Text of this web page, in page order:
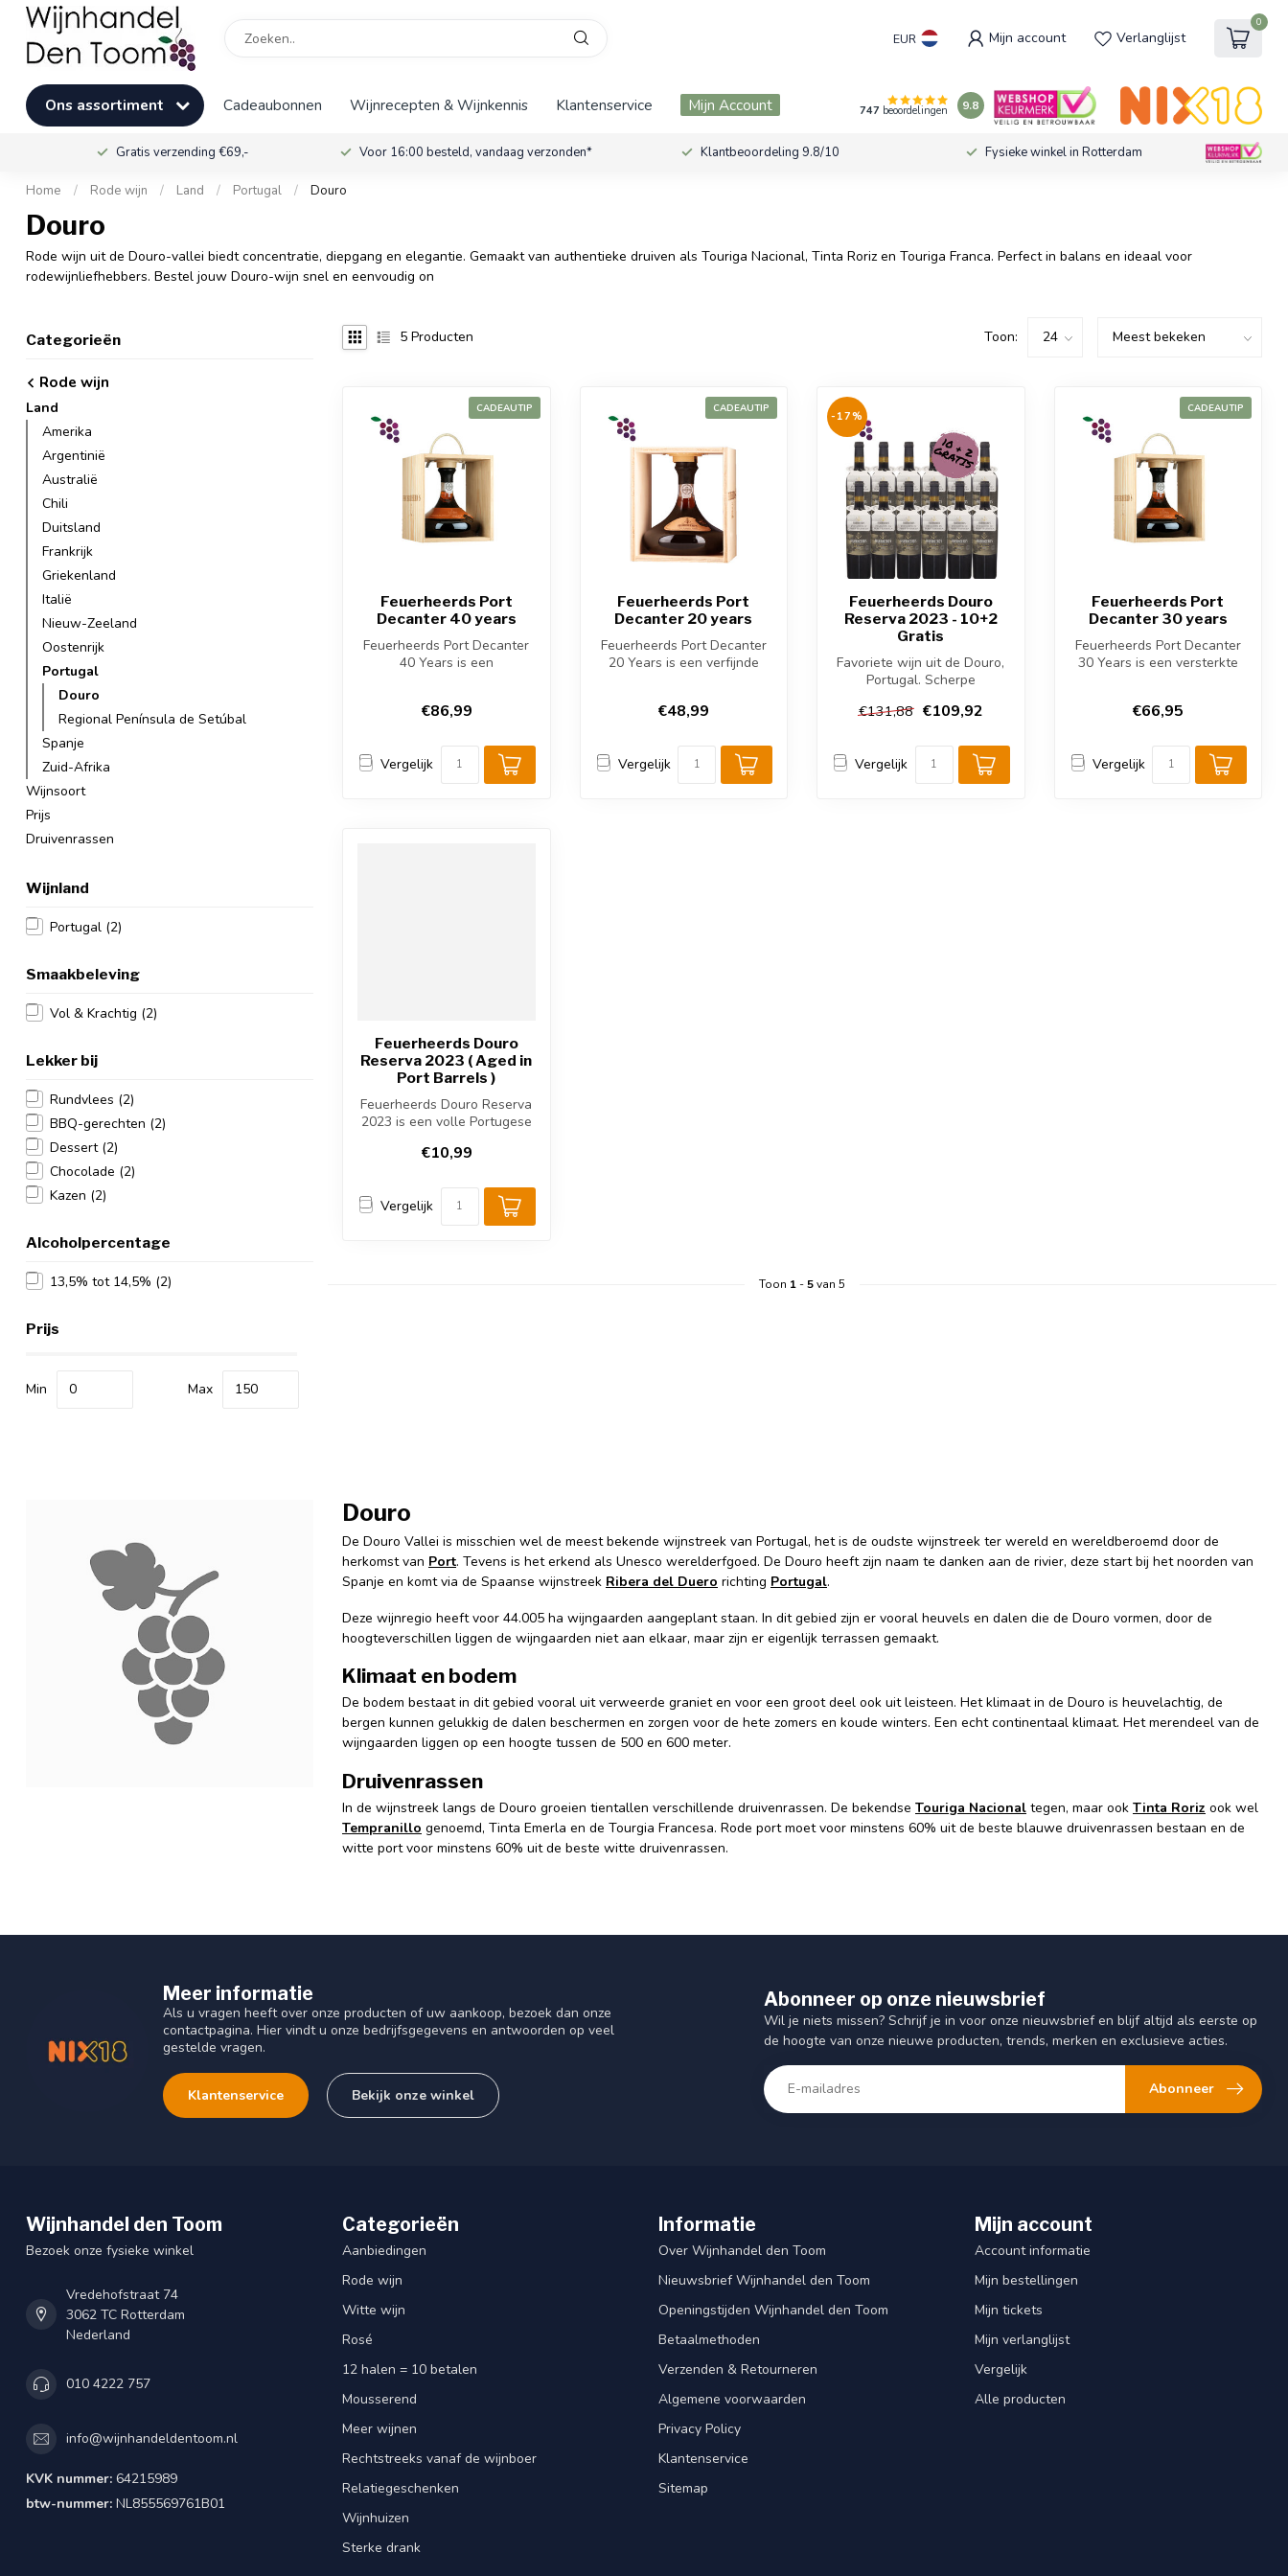
EUR Mijn account Verlanglijst
0
Ons assortiment Cadeaubonnen Wijnrecepten & Wijnkennis Klantenservice Mijn Account 747 beoordelingen 9.8
Gratis verzending €69,- Voor 16:00 besteld, vandaag verzonden* Klantbeoordeling 9.8/10 Fysieke winkel in Rotterdam
Home / Rode wijn / Land / Portugal / Douro
Douro
Rode wijn uit de Douro-vallei biedt concentratie, diepgang en elegantie. Gemaakt van authentieke druiven als Touriga Nacional, Tinta Roriz en Touriga Franca. Perfect in balans en ideaal voor
rodewijnliefhebbers. Bestel jouw Douro-wijn snel en eenvoudig on
Categorieën
Rode wijn
Land
Amerika
Argentinië
Australië
Chili
Duitsland
Frankrijk
Griekenland
Italië
Nieuw-Zeeland
Oostenrijk
Portugal
Douro
Regional Península de Setúbal
Spanje
Zuid-Afrika
Wijnsoort
Prijs
Druivenrassen
Wijnland
Portugal (2)
Smaakbeleving
Vol & Krachtig (2)
Lekker bij
Rundvlees (2)
BBQ-gerechten (2)
Dessert (2)
Chocolade (2)
Kazen (2)
Alcoholpercentage
13,5% tot 14,5% (2)
Prijs
Min Max
5 Producten Toon:
CADEAUTIP
Feuerheerds Port
Decanter 40 years
Feuerheerds Port Decanter
40 Years is een
€86,99
Vergelijk
CADEAUTIP
Feuerheerds Port
Decanter 20 years
Feuerheerds Port Decanter
20 Years is een verfijnde
€48,99
Vergelijk
-17%
Feuerheerds Douro
Reserva 2023 - 10+2
Gratis
Favoriete wijn uit de Douro,
Portugal. Scherpe
€131,88 €109,92
Vergelijk
CADEAUTIP
Feuerheerds Port
Decanter 30 years
Feuerheerds Port Decanter
30 Years is een versterkte
€66,95
Vergelijk
Feuerheerds Douro
Reserva 2023 ( Aged in
Port Barrels )
Feuerheerds Douro Reserva
2023 is een volle Portugese
€10,99
Vergelijk
Toon 1-5van 5
Douro
De Douro Vallei is misschien wel de meest bekende wijnstreek van Portugal, het is de oudste wijnstreek ter wereld en wereldberoemd door de
herkomst van Port. Tevens is het erkend als Unesco werelderfgoed. De Douro heeft zijn naam te danken aan de rivier, deze start bij het noorden van
Spanje en komt via de Spaanse wijnstreek Ribera del Duero richting Portugal.
Deze wijnregio heeft voor 44.005 ha wijngaarden aangeplant staan. In dit gebied zijn er vooral heuvels en dalen die de Douro vormen, door de
hoogteverschillen liggen de wijngaarden niet aan elkaar, maar zijn er eigenlijk terrassen gemaakt.
Klimaat en bodem
De bodem bestaat in dit gebied vooral uit verweerde graniet en voor een groot deel ook uit leisteen. Het klimaat in de Douro is heuvelachtig, de
bergen kunnen gelukkig de dalen beschermen en zorgen voor de hete zomers en koude winters. Een echt continentaal klimaat. Het merendeel van de
wijngaarden liggen op een hoogte tussen de 500 en 600 meter.
Druivenrassen
In de wijnstreek langs de Douro groeien tientallen verschillende druivenrassen. De bekendse Touriga Nacional tegen, maar ook Tinta Roriz ook wel
Tempranillo genoemd, Tinta Emerla en de Tourgia Francesa. Rode port moet voor minstens 60% uit de beste blauwe druivenrassen bestaan en de
witte port voor minstens 60% uit de beste witte druivenrassen.
Meer informatie
Als u vragen heeft over onze producten of uw aankoop, bezoek dan onze
contactpagina. Hier vindt u onze bedrijfsgegevens en antwoorden op veel
gestelde vragen.
Klantenservice Bekijk onze winkel
Abonneer op onze nieuwsbrief
Wil je niets missen? Schrijf je in voor onze nieuwsbrief en blijf altijd als eerste op
de hoogte van onze nieuwe producten, trends, merken en exclusieve acties.
Abonneer
Wijnhandel den Toom
Bezoek onze fysieke winkel
Vredehofstraat 74
3062 TC Rotterdam
Nederland
010 4222 757
info@wijnhandeldentoom.nl
KVK nummer: 64215989
btw-nummer: NL855569761B01
Categorieën
Aanbiedingen
Rode wijn
Witte wijn
Rosé
12 halen = 10 betalen
Mousserend
Meer wijnen
Rechtstreeks vanaf de wijnboer
Relatiegeschenken
Wijnhuizen
Sterke drank
Informatie
Over Wijnhandel den Toom
Nieuwsbrief Wijnhandel den Toom
Openingstijden Wijnhandel den Toom
Betaalmethoden
Verzenden & Retourneren
Algemene voorwaarden
Privacy Policy
Klantenservice
Sitemap
Mijn account
Account informatie
Mijn bestellingen
Mijn tickets
Mijn verlanglijst
Vergelijk
Alle producten